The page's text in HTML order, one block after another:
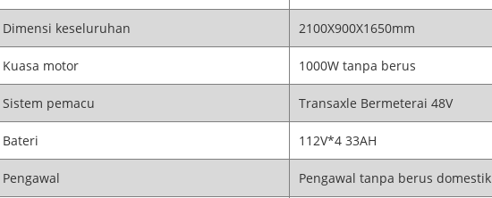
Dimensi keseluruhan 2100X900X1650mm
Kuasa motor 1000W tanpa berus
Sistem pemacu Transaxle Bermeterai 48V
Bateri 112V*4 33AH
Pengawal Pengawal tanpa berus domestik